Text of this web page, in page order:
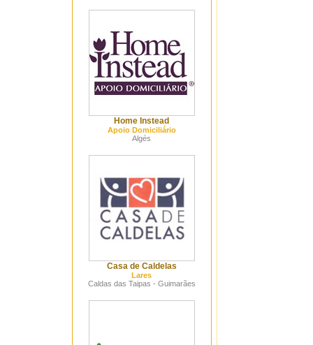
Home Instead
Apoio Domiciliário
Algés
Casa de Caldelas
Lares
Caldas das Taipas - Guimarães